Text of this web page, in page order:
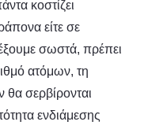
κοστίζει
είτε σε
σωστά, πρέπει
ατόμων, τη
θα σερβίρονται
ενδιάμεσης